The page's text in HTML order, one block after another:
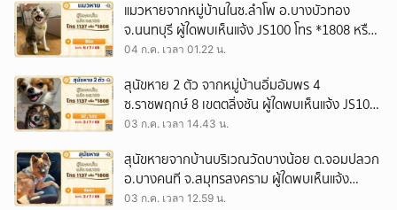
แมวหายจากหมู่บ้านในซ.ลำโพ อ.บางบัวทอง
จ.นนทบุรี ผู้ใดพบเห็นแจ้ง JS100 โทร *1808 หรือ
1137
04 ก.ค. เวลา 01.22 น.
สุนัขหาย 2 ตัว จากหมู่บ้านอิ่มอัมพร 4
ซ.ราชพฤกษ์ 8 เขตตลิ่งชัน ผู้ใดพบเห็นแจ้ง JS100
โทร *1808 หรือ 1137
03 ก.ค. เวลา 14.43 น.
สุนัขหายจากบ้านบริเวณวัดบางน้อย ต.จอมปลวก
อ.บางคนที จ.สมุทรสงคราม ผู้ใดพบเห็นแจ้ง
JS100 โทร *1808 หรือ 1137
03 ก.ค. เวลา 12.59 น.